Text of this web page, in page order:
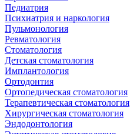
Педиатрия
Психиатрия и наркология
Пульмонология
Ревматология
Стоматология
Детская стоматология
Имплантология
Ортодонтия
Ортопедическая стоматология
Терапевтическая стоматология
Хирургическая стоматология
Эндодонтология